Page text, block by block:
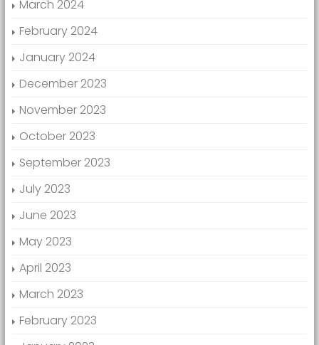
March 2024
February 2024
January 2024
December 2023
November 2023
October 2023
September 2023
July 2023
June 2023
May 2023
April 2023
March 2023
February 2023